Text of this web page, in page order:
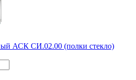
АСК СИ.02.00 (полки стекло)